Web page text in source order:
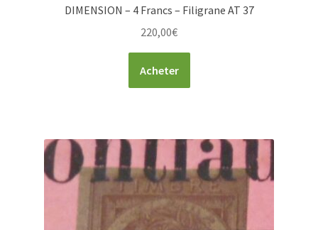
DIMENSION – 4 Francs – Filigrane AT 37
220,00€
Acheter